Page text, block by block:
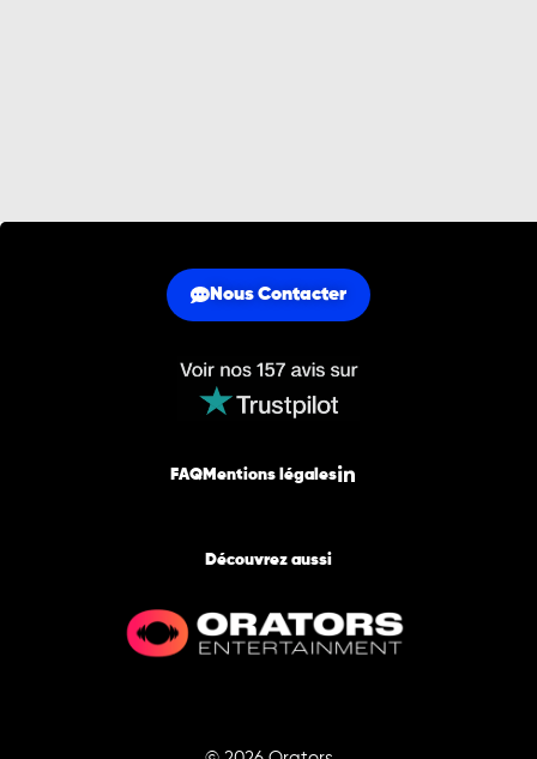
Nous Contacter
FAQ Mentions légales
Découvrez aussi